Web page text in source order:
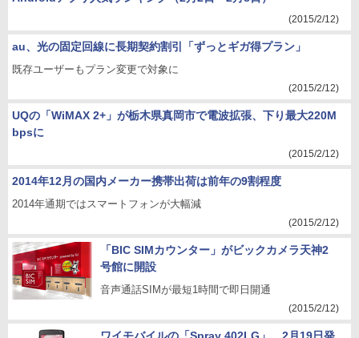
(2015/2/12)
au、光の固定回線に長期契約割引「ずっとギガ得プラン」
既存ユーザーもプラン変更で対象に
(2015/2/12)
UQの「WiMAX 2+」が栃木県真岡市で電波拡張、下り最大220M
bpsに
(2015/2/12)
2014年12月の国内メーカー携帯出荷は前年の9割程度
2014年通期ではスマートフォンが大幅減
(2015/2/12)
「BIC SIMカウンター」がビックカメラ天神2
号館に開設
音声通話SIMが最短1時間で即日開通
(2015/2/12)